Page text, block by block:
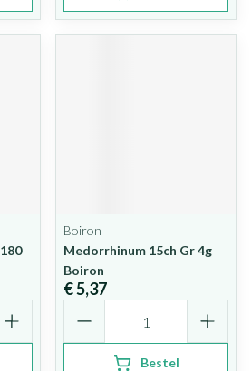
Boiron
Medorrhinum 15ch Gr 4g
Boiron
€ 5,37
Bestel